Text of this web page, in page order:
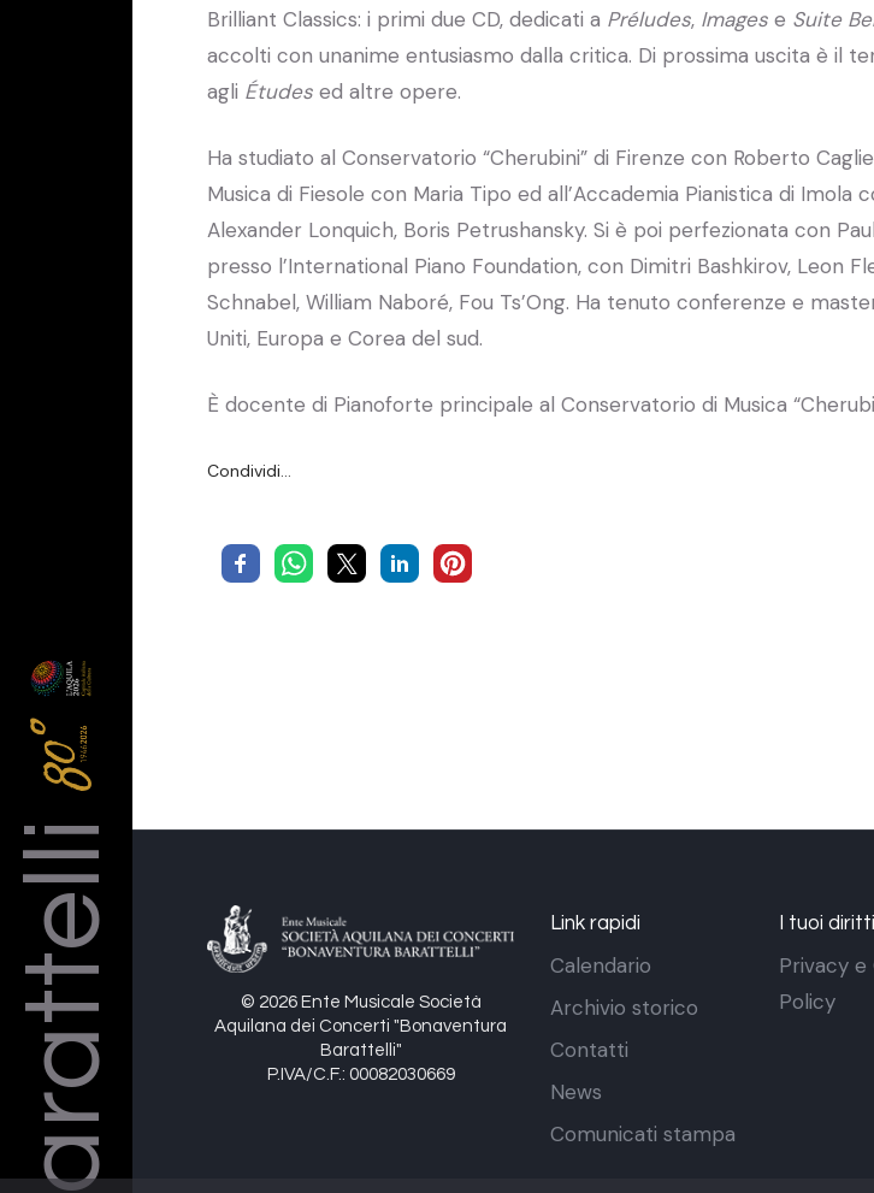
Barattelli
Brilliant Classics: i primi due CD, dedicati a Préludes, Images e Suite
accolti con unanime entusiasmo dalla critica. Di prossima uscita è il
agli Études ed altre opere.
Ha studiato al Conservatorio “Cherubini” di Firenze con Roberto
Musica di Fiesole con Maria Tipo ed all’Accademia Pianistica di Imola
Alexander Lonquich, Boris Petrushansky. Si è poi perfezionata con
presso l’International Piano Foundation, con Dimitri Bashkirov, Leon
Schnabel, William Naboré, Fou Ts’Ong. Ha tenuto conferenze e
Uniti, Europa e Corea del sud.
È docente di Pianoforte principale al Conservatorio di Musica
Condividi…
© 2026 Ente Musicale Società
Aquilana dei Concerti "Bonaventura
Barattelli"
P.IVA/C.F.: 00082030669
Link rapidi
Calendario
Archivio storico
Contatti
News
Comunicati stampa
I tuoi diritti
Privacy e
Policy